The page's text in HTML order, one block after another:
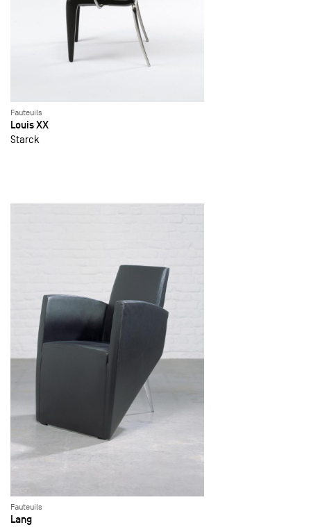
Fauteuils
Louis XX
Starck
Fauteuils
Lang